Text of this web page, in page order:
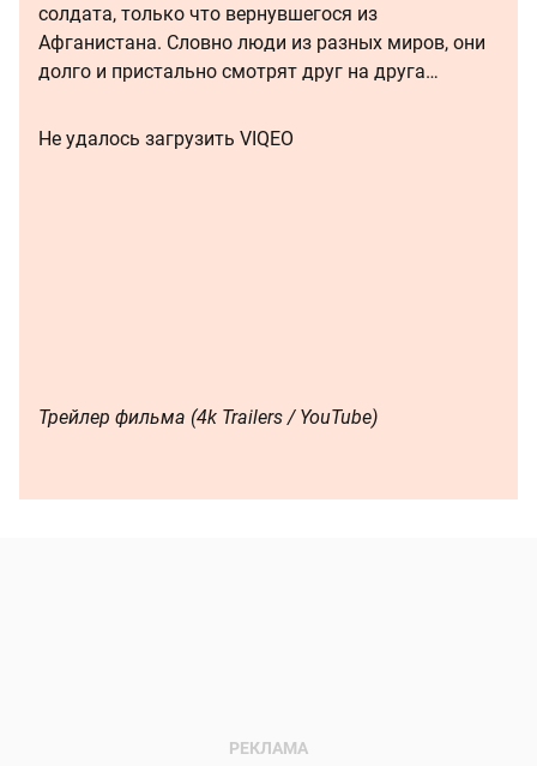
солдата, только что вернувшегося из
Афганистана. Словно люди из разных миров, они
долго и пристально смотрят друг на друга…
Не удалось загрузить VIQEO
Трейлер фильма (4k Trailers / YouTube)